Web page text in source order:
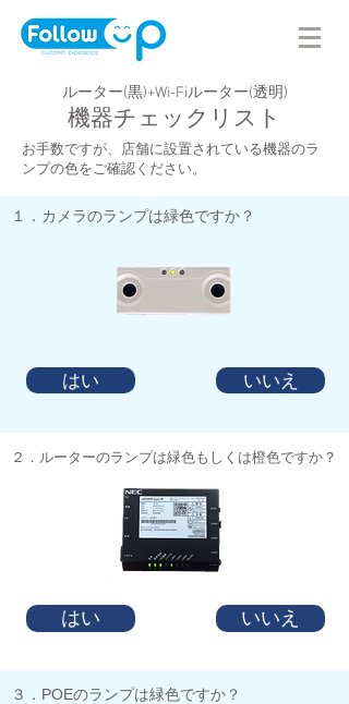
​１．カメラのランプは緑色ですか？
はい いいえ
​２．ルーターのランプは緑色もしくは橙色ですか？
はい いいえ
​機器チェックリスト
お手数ですが、店舗に設置されている機器のラ
ンプの色をご確認ください。
ルーター(黒)+Wi-Fiルーター(透明)
​３．POEのランプは緑色ですか？